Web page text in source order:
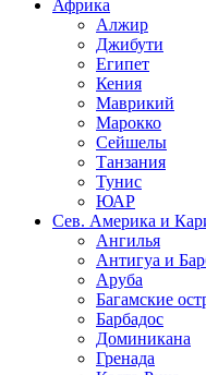
Африка
Алжир
Джибути
Египет
Кения
Маврикий
Марокко
Сейшелы
Танзания
Тунис
ЮАР
Сев. Америка и
Ангилья
Антигуа и
Аруба
Багамские
Барбадос
Доминикана
Гренада